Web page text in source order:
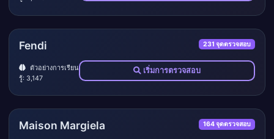
Fendi 231 จุดตรวจสอบ
ตัวอย่างการเรียน
รู้: 3,147
เริ่มการตรวจสอบ
Maison Margiela 164 จุดตรวจสอบ